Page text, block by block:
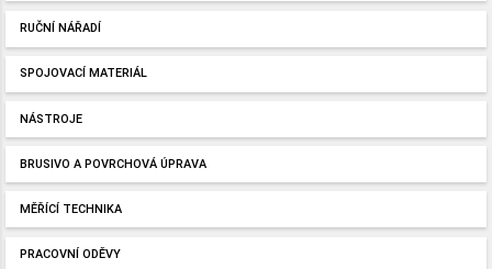
RUČNÍ NÁŘADÍ
SPOJOVACÍ MATERIÁL
NÁSTROJE
BRUSIVO A POVRCHOVÁ ÚPRAVA
MĚŘÍCÍ TECHNIKA
PRACOVNÍ ODĚVY